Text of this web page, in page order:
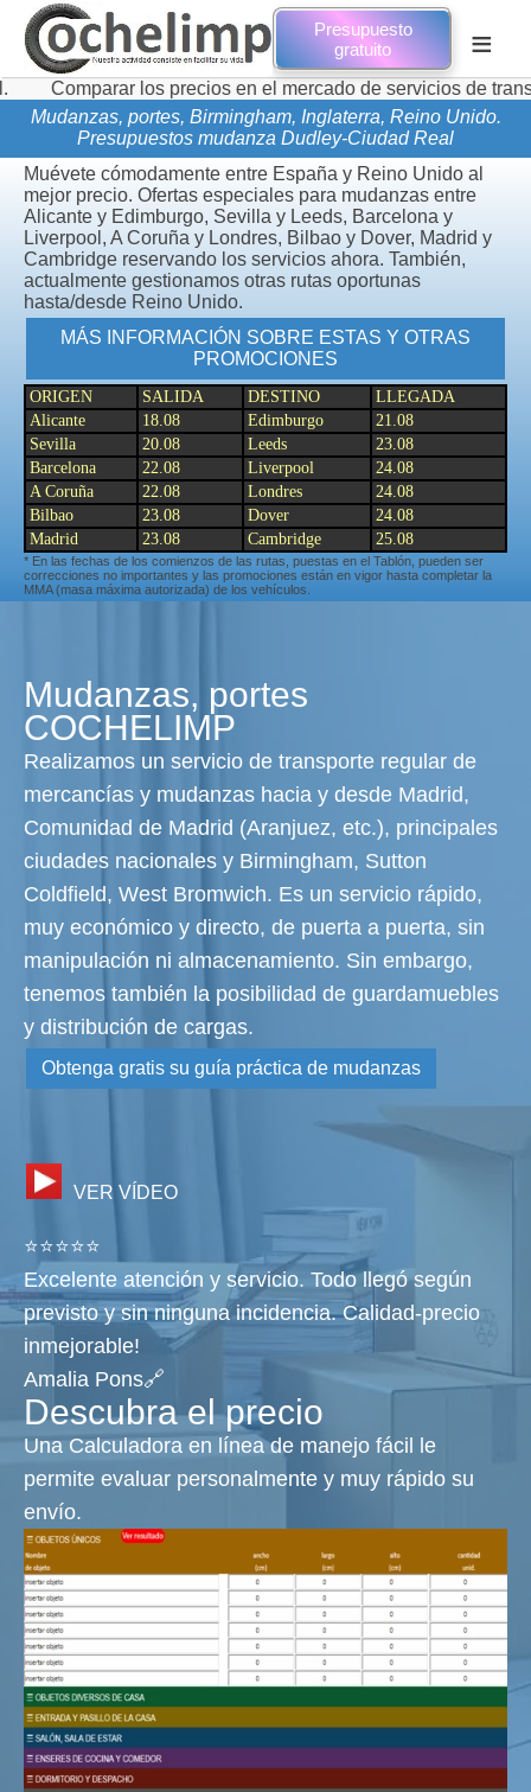
Presupuesto
gratuito
≡
los precios en el mercado de servicios de transporte de
Mudanzas, portes, Birmingham, Inglaterra, Reino Unido.
Presupuestos mudanza Dudley-Ciudad Real
Muévete cómodamente entre España y Reino Unido al
mejor precio. Ofertas especiales para mudanzas entre
Alicante y Edimburgo, Sevilla y Leeds, Barcelona y
Liverpool, A Coruña y Londres, Bilbao y Dover, Madrid y
Cambridge reservando los servicios ahora. También,
actualmente gestionamos otras rutas oportunas
hasta/desde Reino Unido.
MÁS INFORMACIÓN SOBRE ESTAS Y OTRAS
PROMOCIONES
ORIGEN SALIDA DESTINO
LLEGADA
Alicante
18.08 Edimburgo
21.08
Sevilla
20.08 Leeds
23.08
Barcelona
22.08 Liverpool
24.08
A Coruña
22.08 Londres
24.08
Bilbao
23.08 Dover
24.08
Madrid
23.08 Cambridge 25.08
* En las fechas de los comienzos de las rutas, puestas en el Tablón, pueden ser
correcciones no importantes y las promociones están en vigor hasta completar la
MMA (masa máxima autorizada) de los vehículos.
Mudanzas, portes
COCHELIMP
Realizamos un servicio de transporte regular de
mercancías y mudanzas hacia y desde Madrid,
Comunidad de Madrid (Aranjuez, etc.), principales
ciudades nacionales y Birmingham, Sutton
Coldfield, West Bromwich. Es un servicio rápido,
muy económico y directo, de puerta a puerta, sin
manipulación ni almacenamiento. Sin embargo,
tenemos también la posibilidad de guardamuebles
y distribución de cargas.
Obtenga gratis su guía práctica de mudanzas
VER VÍDEO
⭐⭐⭐⭐⭐
Excelente atención y servicio. Todo llegó según
previsto y sin ninguna incidencia. Calidad-precio
inmejorable!
Amalia Pons🔗
Descubra el precio
Una Calculadora en línea de manejo fácil le
permite evaluar personalmente y muy rápido su
envío.